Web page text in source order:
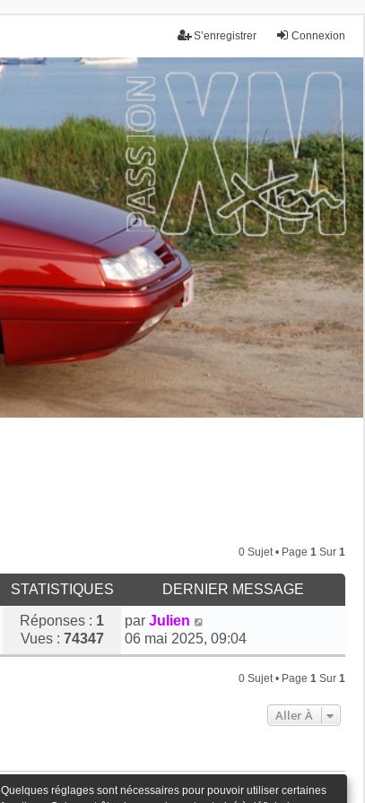
Connexion
S’enregistrer
0 Sujet • Page 1 Sur 1
STATISTIQUES DERNIER MESSAGE
Réponses : 1
Vues : 74347
D
e
r
s
par Julien
06 mai 2025, 09:04
0 Sujet • Page 1 Sur 1
Aller À
Quelques réglages sont nécessaires pour pouvoir utiliser certaines